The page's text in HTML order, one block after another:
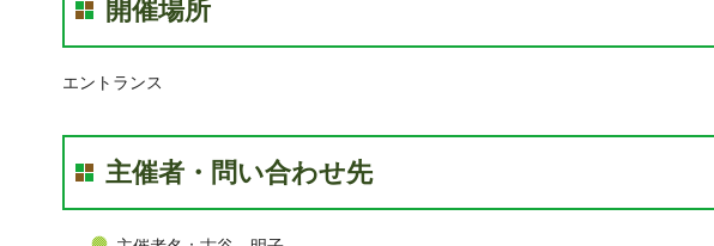
開催場所
エントランス
主催者・問い合わせ先